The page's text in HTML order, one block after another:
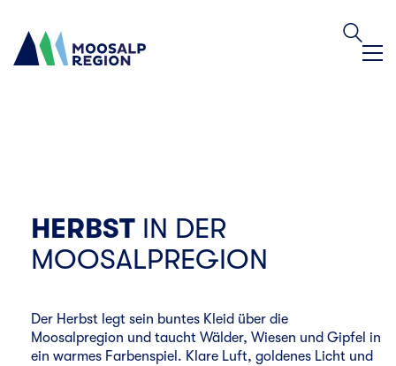
HERBST IN DER
MOOSALPREGION
Der Herbst legt sein buntes Kleid über die
Moosalpregion und taucht Wälder, Wiesen und Gipfel in
ein warmes Farbenspiel. Klare Luft, goldenes Licht und